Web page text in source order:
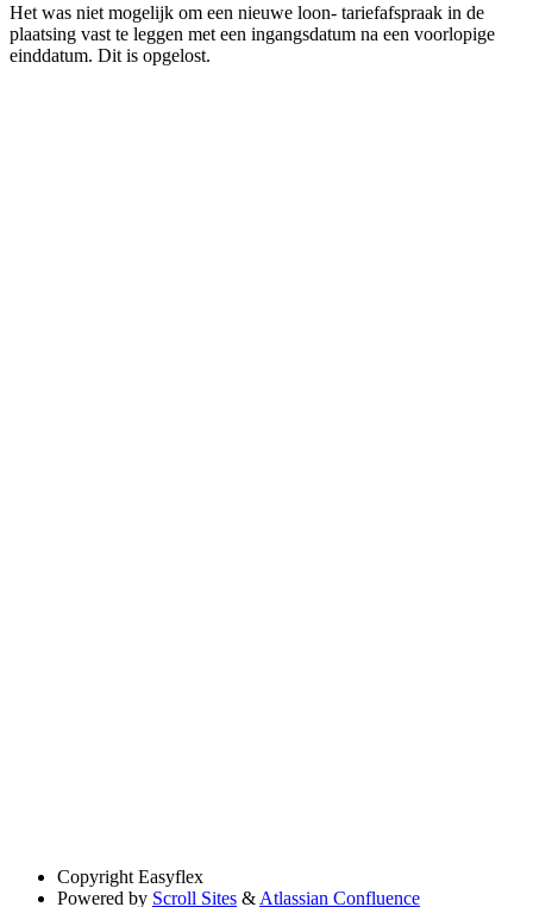
Het was niet mogelijk om een nieuwe loon- tariefafspraak in de
plaatsing vast te leggen met een ingangsdatum na een voorlopige
einddatum. Dit is opgelost.
Copyright Easyflex
Powered by Scroll Sites & Atlassian Confluence